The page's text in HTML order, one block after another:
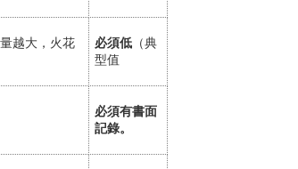
越大，火花
必須低（典
型值
必須有書面
記錄。